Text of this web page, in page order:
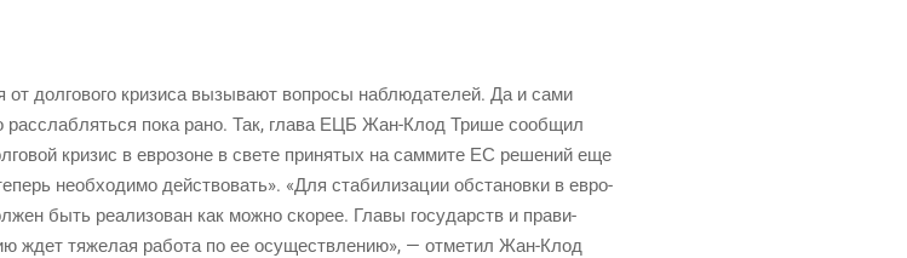
от дол­го­во­го кри­зи­са вызы­ва­ют вопро­сы наблю­да­те­лей. Да и сами
пока рано. Так, гла­ва ЕЦБ Жан-Клод Три­ше сооб­щил
кри­зис в евро­зоне в све­те при­ня­тых на сам­ми­те ЕС реше­ний еще
необ­хо­ди­мо дей­ство­вать». «Для ста­би­ли­за­ции обста­нов­ки в евро­
быть реа­ли­зо­ван как мож­но ско­рее. Гла­вы госу­дарств и пра­ви­
ждет тяже­лая рабо­та по ее осу­ществ­ле­нию», — отме­тил Жан-Клод